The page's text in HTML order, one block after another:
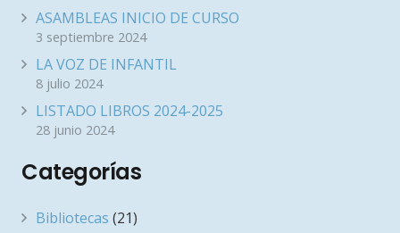
ASAMBLEAS INICIO DE CURSO
3 septiembre 2024
LA VOZ DE INFANTIL
8 julio 2024
LISTADO LIBROS 2024-2025
28 junio 2024
Categorías
Bibliotecas (21)